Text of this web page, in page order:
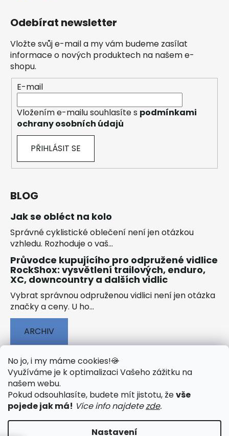
No jo, i my máme cookies!🍪
Využíváme je k optimalizaci Vašeho zážitku na
našem webu.
Pokud odsouhlasíte, budete mít jistotu, ževše
pojede jak má! Více info najdetezde.
Nastavení
Odebírat newsletter
Vložte svůj e-mail a my vám budeme zasílat
informace o nových produktech na našem e-
shopu.
E-mail
Vložením e-mailu souhlasíte s podmínkami
ochrany osobních údajů
PŘIHLÁSIT SE
BLOG
Jak se obléct na kolo
Správné cyklistické oblečení není jen otázkou
vzhledu. Rozhoduje o vaš...
Průvodce kupujícího pro odpružené vidlice
RockShox: vysvětlení trailových, enduro,
XC, downcountry a dalších vidlic
Vybrat správnou odpruženou vidlici není jen otázka
značky a ceny. U ho...
ARCHIV
🟢 TECHNOLOGIE
🟢 O ELEKTROKOLECH
🟢 NÁVODY KE STAŽENÍ